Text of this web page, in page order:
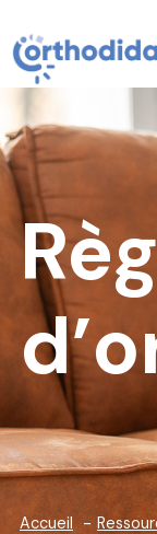
Accueil